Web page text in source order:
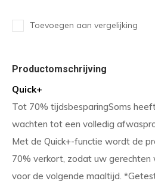
Toevoegen aan vergelijking
Productomschrijving
Quick+
Tot 70% tijdsbesparingSoms
wachten tot een volledig
Met de Quick+-functie wordt de
70% verkort, zodat uw gerechten
voor de volgende maaltijd.